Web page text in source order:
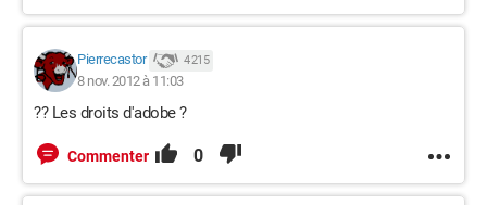
Pierrecastor 4 215
8 nov. 2012 à 11:03
?? Les droits d'adobe ?
Commenter 0